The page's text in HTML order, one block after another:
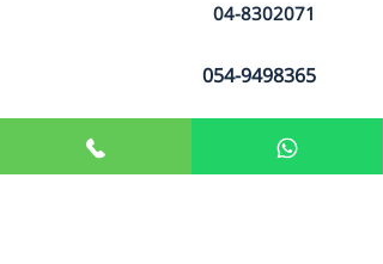
04-8302071
054-9498365
office@amitaibenor.co.il